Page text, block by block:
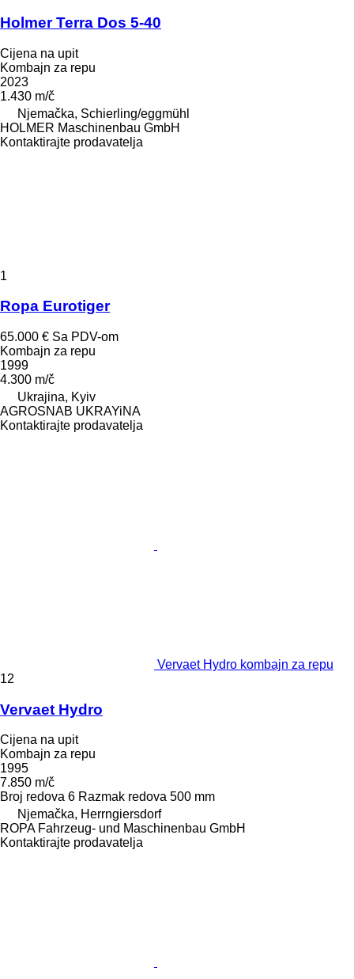
Holmer Terra Dos 5-40
Cijena na upit
Kombajn za repu
2023
1.430 m/č
Njemačka, Schierling/eggmühl
HOLMER Maschinenbau GmbH
Kontaktirajte prodavatelja
1
Ropa Eurotiger
65.000 € Sa PDV-om
Kombajn za repu
1999
4.300 m/č
Ukrajina, Kyiv
AGROSNAB UKRAYiNA
Kontaktirajte prodavatelja
Vervaet Hydro kombajn za repu
12
Vervaet Hydro
Cijena na upit
Kombajn za repu
1995
7.850 m/č
Broj redova 6 Razmak redova 500 mm
Njemačka, Herrngiersdorf
ROPA Fahrzeug- und Maschinenbau GmbH
Kontaktirajte prodavatelja